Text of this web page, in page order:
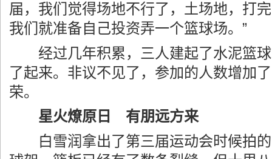
届，我们觉得场地不行了，土场地，打
我们就准备自己投资弄一个篮球场。”
经过几年积累，三人建起了水泥篮球
了起来。非议不见了，参加的人数增加
荣。
星火燎原日 有朋远方来
白雪润拿出了第三届运动会时候拍的